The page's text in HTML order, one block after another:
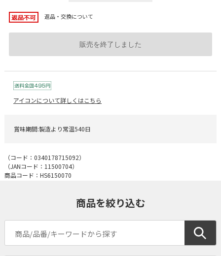
返品・交換について
販売を終了しました
アイコンについて詳しくはこちら
賞味期間:製造より常温540日
（コード： 0340178715092）
（JANコード： 11500704）
商品コード：HS6150070
商品を絞り込む